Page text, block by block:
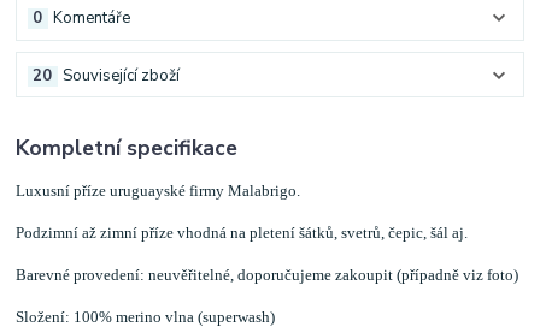
Komentáře
0
Související zboží
20
Kompletní specifikace
Luxusní příze uruguayské firmy Malabrigo.
Podzimní až zimní příze vhodná na pletení šátků, svetrů, čepic, šál aj.
Barevné provedení: neuvěřitelné, doporučujeme zakoupit (případně viz foto)
Složení: 100% merino vlna (superwash)